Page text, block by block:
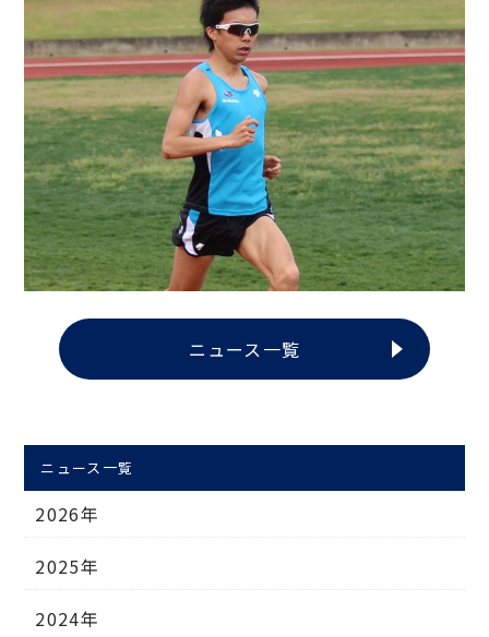
ニュース一覧
ニュース一覧
2026年
2025年
2024年